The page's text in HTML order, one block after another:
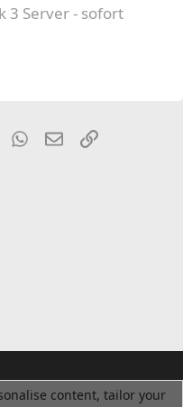
3 Server - sofort
TumblrWhatsApp
EmailLink
Help Home R
content, tailor your